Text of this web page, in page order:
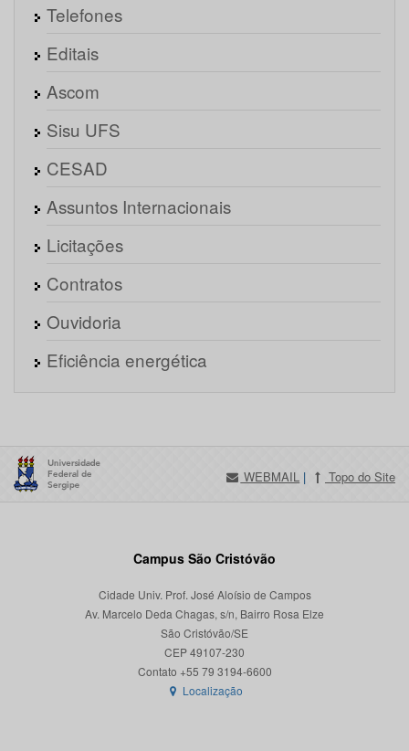
Telefones
Editais
Ascom
Sisu UFS
CESAD
Assuntos Internacionais
Licitações
Contratos
Ouvidoria
Eficiência energética
WEBMAIL | Topo do Site
Campus São Cristóvão
Cidade Univ. Prof. José Aloísio de Campos
Av. Marcelo Deda Chagas, s/n, Bairro Rosa Elze
São Cristóvão/SE
CEP 49107-230
Localização